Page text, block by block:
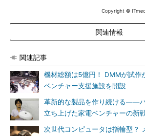
Copyright ©
関連情報
関連記事
機材総額は5億円！ DMMが試作
ベンチャー支援施設を開設
革新的な製品を作り続ける――
立ち上げた家電ベンチャーの新
次世代コンピュータは指輪型？